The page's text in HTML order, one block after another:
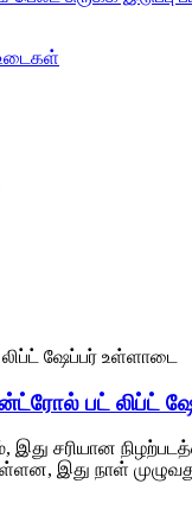
பட் லிப்ட்
சரியான
இது நாள்